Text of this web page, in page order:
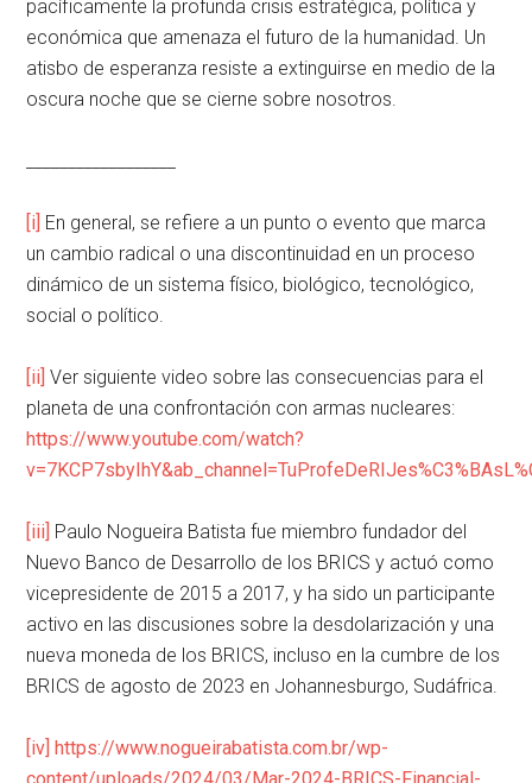
pacíficamente la profunda crisis estratégica, política y
económica que amenaza el futuro de la humanidad. Un
atisbo de esperanza resiste a extinguirse en medio de la
oscura noche que se cierne sobre nosotros.
[i] En general, se refiere a un punto o evento que marca
un cambio radical o una discontinuidad en un proceso
dinámico de un sistema físico, biológico, tecnológico,
social o político.
[ii] Ver siguiente video sobre las consecuencias para el
planeta de una confrontación con armas nucleares:
https://www.youtube.com/watch?
[iii] Paulo Nogueira Batista fue miembro fundador del
Nuevo Banco de Desarrollo de los BRICS y actuó como
vicepresidente de 2015 a 2017, y ha sido un participante
activo en las discusiones sobre la desdolarización y una
nueva moneda de los BRICS, incluso en la cumbre de los
BRICS de agosto de 2023 en Johannesburgo, Sudáfrica.
[iv] https://www.nogueirabatista.com.br/wp-